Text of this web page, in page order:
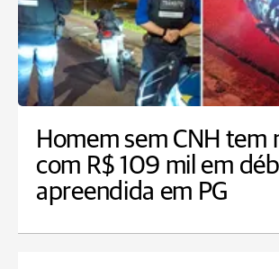
Homem sem CNH tem
com R$ 109 mil em
apreendida em PG